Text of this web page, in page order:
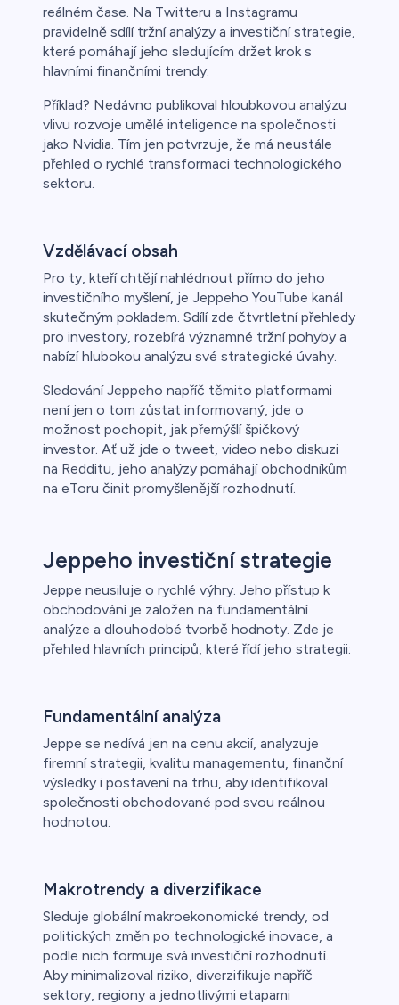
reálném čase. Na Twitteru a Instagramu
pravidelně sdílí tržní analýzy a investiční strategie,
které pomáhají jeho sledujícím držet krok s
hlavními finančními trendy.
Příklad? Nedávno publikoval hloubkovou analýzu
vlivu rozvoje umělé inteligence na společnosti
jako Nvidia. Tím jen potvrzuje, že má neustále
přehled o rychlé transformaci technologického
sektoru.
Vzdělávací obsah
Pro ty, kteří chtějí nahlédnout přímo do jeho
investičního myšlení, je Jeppeho YouTube kanál
skutečným pokladem. Sdílí zde čtvrtletní přehledy
pro investory, rozebírá významné tržní pohyby a
nabízí hlubokou analýzu své strategické úvahy.
Sledování Jeppeho napříč těmito platformami
není jen o tom zůstat informovaný, jde o
možnost pochopit, jak přemýšlí špičkový
investor. Ať už jde o tweet, video nebo diskuzi
na Redditu, jeho analýzy pomáhají obchodníkům
na eToru činit promyšlenější rozhodnutí.
Jeppeho investiční strategie
Jeppe neusiluje o rychlé výhry. Jeho přístup k
obchodování je založen na fundamentální
analýze a dlouhodobé tvorbě hodnoty. Zde je
přehled hlavních principů, které řídí jeho strategii:
Fundamentální analýza
Jeppe se nedívá jen na cenu akcií, analyzuje
firemní strategii, kvalitu managementu, finanční
výsledky i postavení na trhu, aby identifikoval
společnosti obchodované pod svou reálnou
hodnotou.
Makrotrendy a diverzifikace
Sleduje globální makroekonomické trendy, od
politických změn po technologické inovace, a
podle nich formuje svá investiční rozhodnutí.
Aby minimalizoval riziko, diverzifikuje napříč
sektory, regiony a jednotlivými etapami